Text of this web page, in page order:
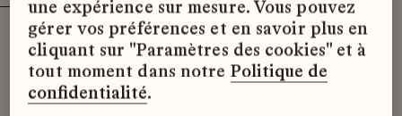
Désolé, il semble qu’il n’y ait pas
d’offres d’emploi disponibles pour le
moment.
une expérience sur mesure. Vous pouvez
gérer vos préférences et en savoir plus en
cliquant sur "Paramètres des cookies" et à
tout moment dans notre Politique de
confidentialité.